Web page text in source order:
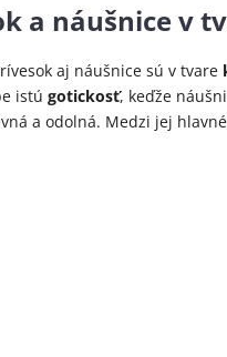
a náušnice v
aj náušnice sú v tvare
istú gotickosť, keďže
a odolná. Medzi jej